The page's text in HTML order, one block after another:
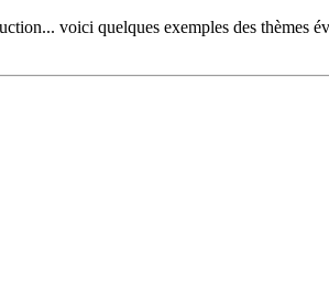
voici quelques exemples des thèmes